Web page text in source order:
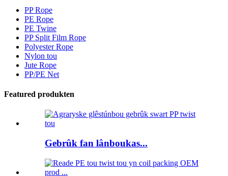
PP Rope
PE Rope
PE Twine
PP Split Film Rope
Polyester Rope
Nylon tou
Jute Rope
PP/PE Net
Featured produkten
Gebrûk fan lânboukas...